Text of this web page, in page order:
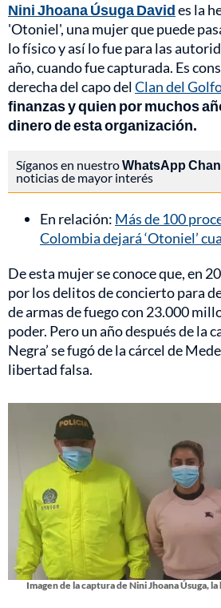
Nini Jhoana Úsuga Davides la
'Otoniel', una mujer que puede
lo físico y así lo fue para las
año, cuando fue capturada. Es
derecha del capo delClan del
finanzas y quien por muchos
dinero de esta organización.
Síganos en nuestroWhatsApp
noticias de mayor interés
En relación: Más de 100
Colombia dejará ‘Otoniel’
De esta mujer se conoce que, en
por los delitos de concierto para
de armas de fuego con 23.000
poder. Pero un año después de la
Negra’ se fugó de la cárcel de
libertad falsa.
Imagen de la captura de Nini Jhoana Úsuga,